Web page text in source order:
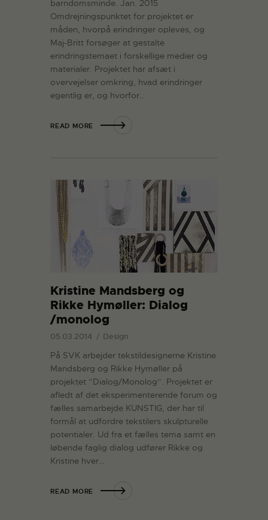
barndomsminde. Jan. 2015
Omdrejningspunktet for projektet er
måden, hvorpå erindringer opleves, og
Maj-Britt forsøger at gestalte
erindringstemaet i forskellige medier og
materialer. Projektet har afsæt i
overvejelser omkring, hvad erindringer
egentlig er, og hvorfor…
READ MORE
Kristine Mandsberg og
Rikke Hymøller: Dialog
/monolog
05.03.2014 Design
På SVK arbejder tekstildesignerne Kristine
Mandsberg og Rikke Hymøller på
projektet ”Dialog/Monolog”. Projektet er
afledt af det eksperimenterende forum og
fælles samarbejde KUNSTIG, der har til
formål at udfordre tekstilers skulpturelle
potentialer. Ud fra et fælles tema samt en
løbende faglig dialog udfører Rikke og
Kristine hver…
READ MORE